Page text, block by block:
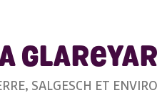
SALGESCH ET